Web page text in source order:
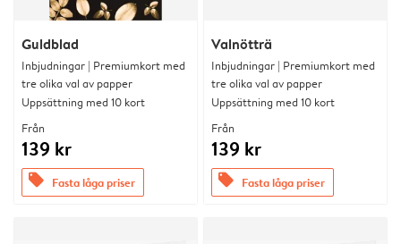
Guldblad
Inbjudningar | Premiumkort med
tre olika val av papper
Uppsättning med 10 kort
Från
139 kr
offers Fasta låga priser
Valnötträ
Inbjudningar | Premiumkort med
tre olika val av papper
Uppsättning med 10 kort
Från
139 kr
offers Fasta låga priser